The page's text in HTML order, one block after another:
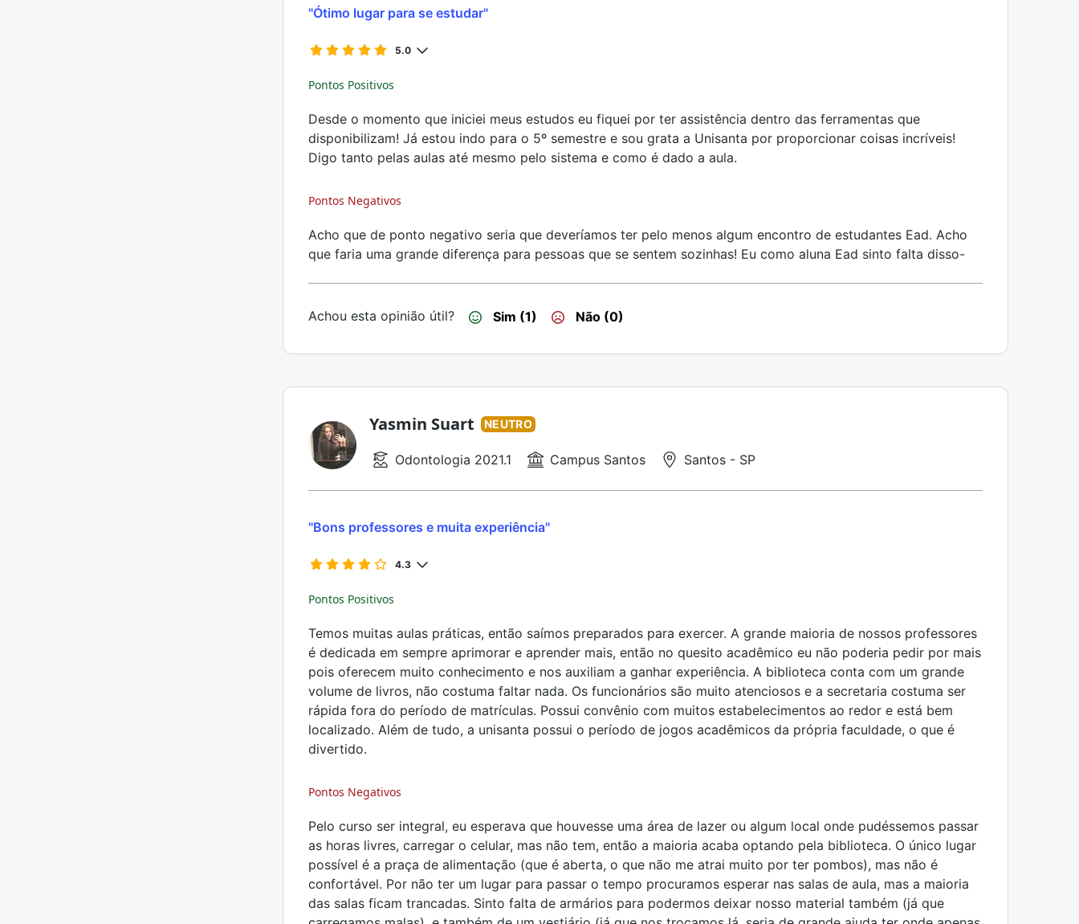
"Ótimo lugar para se estudar"
5.0
Pontos Positivos
Desde o momento que iniciei meus estudos eu fiquei por ter assistência dentro das ferramentas que
disponibilizam! Já estou indo para o 5º semestre e sou grata a Unisanta por proporcionar coisas incríveis!
Digo tanto pelas aulas até mesmo pelo sistema e como é dado a aula.
Pontos Negativos
Acho que de ponto negativo seria que deveríamos ter pelo menos algum encontro de estudantes Ead. Acho
que faria uma grande diferença para pessoas que se sentem sozinhas! Eu como aluna Ead sinto falta disso-
Achou esta opinião útil? Sim (1) Não (0)
Yasmin Suart NEUTRO
Odontologia 2021.1 Campus Santos Santos - SP
"Bons professores e muita experiência"
4.3
Pontos Positivos
Temos muitas aulas práticas, então saímos preparados para exercer. A grande maioria de nossos professores
é dedicada em sempre aprimorar e aprender mais, então no quesito acadêmico eu não poderia pedir por mais
pois oferecem muito conhecimento e nos auxiliam a ganhar experiência. A biblioteca conta com um grande
volume de livros, não costuma faltar nada. Os funcionários são muito atenciosos e a secretaria costuma ser
rápida fora do período de matrículas. Possui convênio com muitos estabelecimentos ao redor e está bem
localizado. Além de tudo, a unisanta possui o período de jogos acadêmicos da própria faculdade, o que é
divertido.
Pontos Negativos
Pelo curso ser integral, eu esperava que houvesse uma área de lazer ou algum local onde pudéssemos passar
as horas livres, carregar o celular, mas não tem, então a maioria acaba optando pela biblioteca. O único lugar
possível é a praça de alimentação (que é aberta, o que não me atrai muito por ter pombos), mas não é
confortável. Por não ter um lugar para passar o tempo procuramos esperar nas salas de aula, mas a maioria
das salas ficam trancadas. Sinto falta de armários para podermos deixar nosso material também (já que